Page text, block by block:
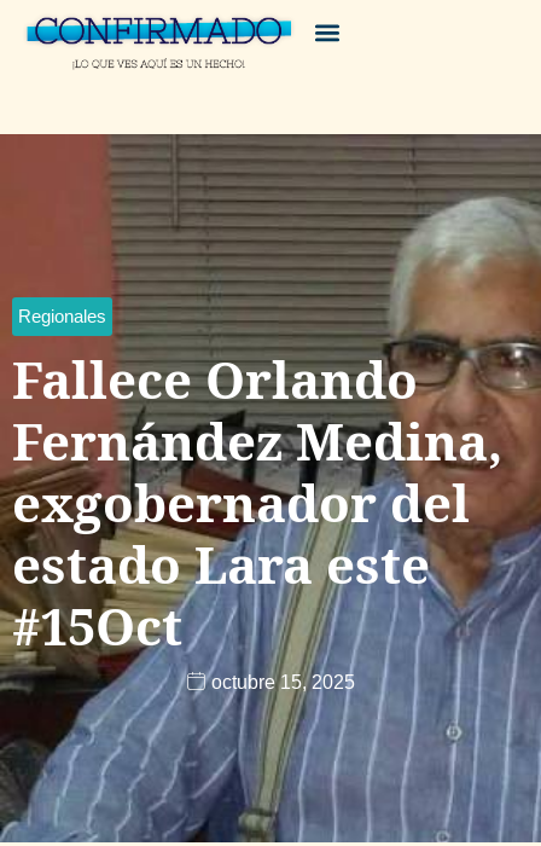
Regionales
Fallece Orlando
Fernández Medina,
exgobernador del
estado Lara este
#15Oct
octubre 15, 2025